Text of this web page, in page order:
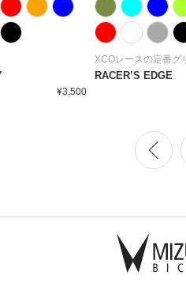
¥3,500
XCOレースの定番グ
RACER’S EDGE